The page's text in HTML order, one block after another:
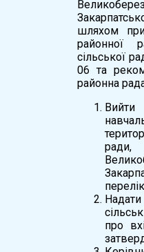
шляхом
районної
сільської
06 та
районна
про